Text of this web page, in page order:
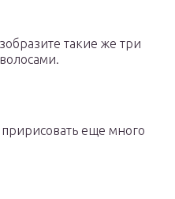
такие же три
еще много